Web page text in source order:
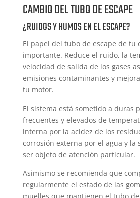
CAMBIO DEL TUBO DE ESCAPE
¿RUIDOS Y HUMOS EN EL ESCAPE?
El papel del tubo de escape de tu
importante. Reduce el ruido, la
velocidad de salida de los gases
emisiones contaminantes y
tu motor.
El sistema está sometido a duras
frecuentes y elevados de
interna por la acidez de los
corrosión externa por el agua y la
ser objeto de atención particular.
Asimismo se recomienda que
regularmente el estado de las